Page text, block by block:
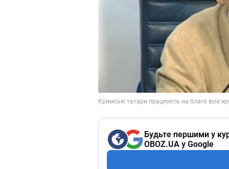
Будьте першими у
OBOZ.UA у Google